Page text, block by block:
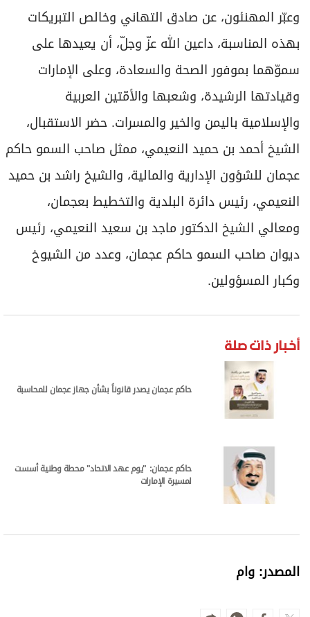
وعبّر المهنئون، عن صادق التهاني وخالص التبريكات
بهذه المناسبة، داعين الله عزّ وجلّ، أن يعيدها على
سموّهما بموفور الصحة والسعادة، وعلى الإمارات
وقيادتها الرشيدة، وشعبها والأمّتين العربية
والإسلامية باليمن والخير والمسرات. حضر الاستقبال،
الشيخ أحمد بن حميد النعيمي، ممثل صاحب السمو حاكم
عجمان ‏للشؤون الإدارية والمالية، والشيخ ‏راشد بن حميد
النعيمي، رئيس دائرة البلدية والتخطيط بعجمان،
ومعالي الشيخ الدكتور ماجد بن سعيد النعيمي، رئيس
ديوان صاحب السمو ‏حاكم عجمان، وعدد ‏من الشيوخ
وكبار المسؤولين.
أخبار ذات صلة
حاكم عجمان يصدر قانوناً بشأن جهاز عجمان للمحاسبة
حاكم عجمان: "يوم عهد الاتحاد" محطة وطنية أسست
لمسيرة الإمارات
المصدر: وام